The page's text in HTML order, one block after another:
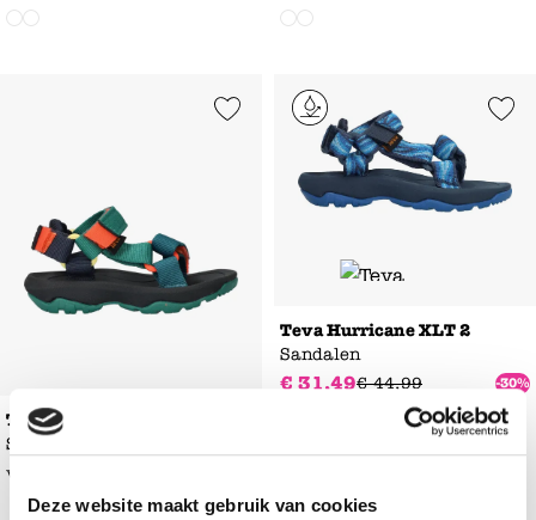
Deze website maakt gebruik van cookies
Add to Wishlist
Teva Hurricane XLT 2
Sandalen
vanaf
Add to
Teva Hurricane XLT 2
Sandalen
€ 31,49€ 44,99 -30%